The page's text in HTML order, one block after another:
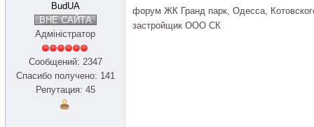
BudUA
ВНЕ САЙТА
Адміністратор
Сообщений: 2347
Спасибо получено: 141
Репутация: 45
форум ЖК Гранд парк, Одесса,
застройщик ООО СК